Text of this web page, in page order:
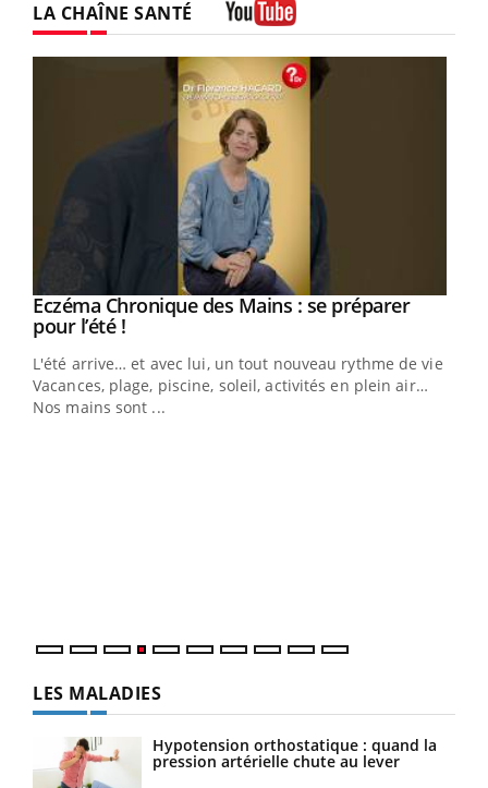
LA CHAÎNE SANTÉ
Youtube
Eczéma Chronique des Mains : se préparer
pour l’été !Youtube
L'été arrive… et avec lui, un tout nouveau rythme de vie !
Vacances, plage, piscine, soleil, activités en plein air…
Nos mains sont ...
LES MALADIES
Hypotension orthostatique : quand la
pression artérielle chute au lever